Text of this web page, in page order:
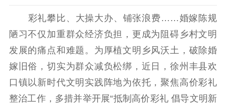
通知公告 信息公开制度
信息公开指南
信息公开年度报
告
政策法规
工作动态
理论武装
彩礼攀比、大操大办、铺张浪费……婚嫁陈规
陋习不仅加重群众经济负担，更成为阻碍乡村文明
发展的痛点和难题。为厚植文明乡风沃土，破除婚
嫁旧俗，切实为群众减负松绑，近日，徐州丰县欢
口镇以新时代文明实践阵地为依托，聚焦高价彩礼
整治工作，多措并举开展“抵制高价彩礼 倡导文明新